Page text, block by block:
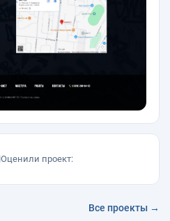
Оценили проект:
Все проекты →